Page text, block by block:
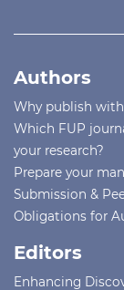
Authors
Why publish with
Which FUP
your research?
Prepare your
Submission &
Obligations for
Editors
Enhancing